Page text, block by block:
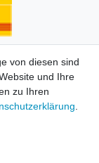
Kontakt
von diesen sind
und Ihre
zu Ihren